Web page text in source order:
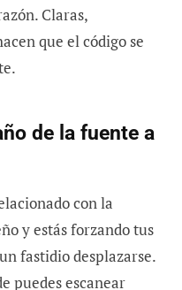
Claras,
que el código se
de la fuente a
con la
y estás forzando tus
fastidio desplazarse.
puedes escanear